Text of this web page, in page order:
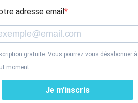
adresse email
gratuite. Vous pourrez vous désabonner à
moment.
Je m’inscris